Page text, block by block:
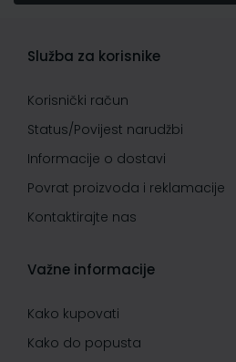
Služba za korisnike
Korisnički račun
Status/Povijest narudžbi
Informacije o dostavi
Povrat proizvoda i reklamacije
Kontaktirajte nas
Važne informacije
Kako kupovati
Kako do popusta